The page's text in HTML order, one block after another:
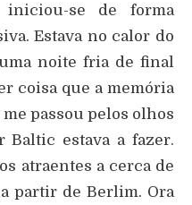
iniciou-se de forma
Estava no calor do
noite fria de final
coisa que a memória
passou pelos olhos
Baltic estava a fazer.
atraentes a cerca de
partir de Berlim. Ora